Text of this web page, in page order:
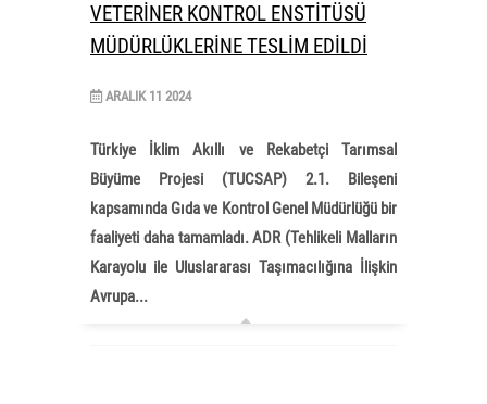
VETERİNER KONTROL ENSTİTÜSÜ
MÜDÜRLÜKLERİNE TESLİM EDİLDİ
ARALIK 11 2024
Türkiye İklim Akıllı ve Rekabetçi Tarımsal
Büyüme Projesi (TUCSAP) 2.1. Bileşeni
kapsamında Gıda ve Kontrol Genel Müdürlüğü bir
faaliyeti daha tamamladı. ADR (Tehlikeli Malların
Karayolu ile Uluslararası Taşımacılığına İlişkin
Avrupa...